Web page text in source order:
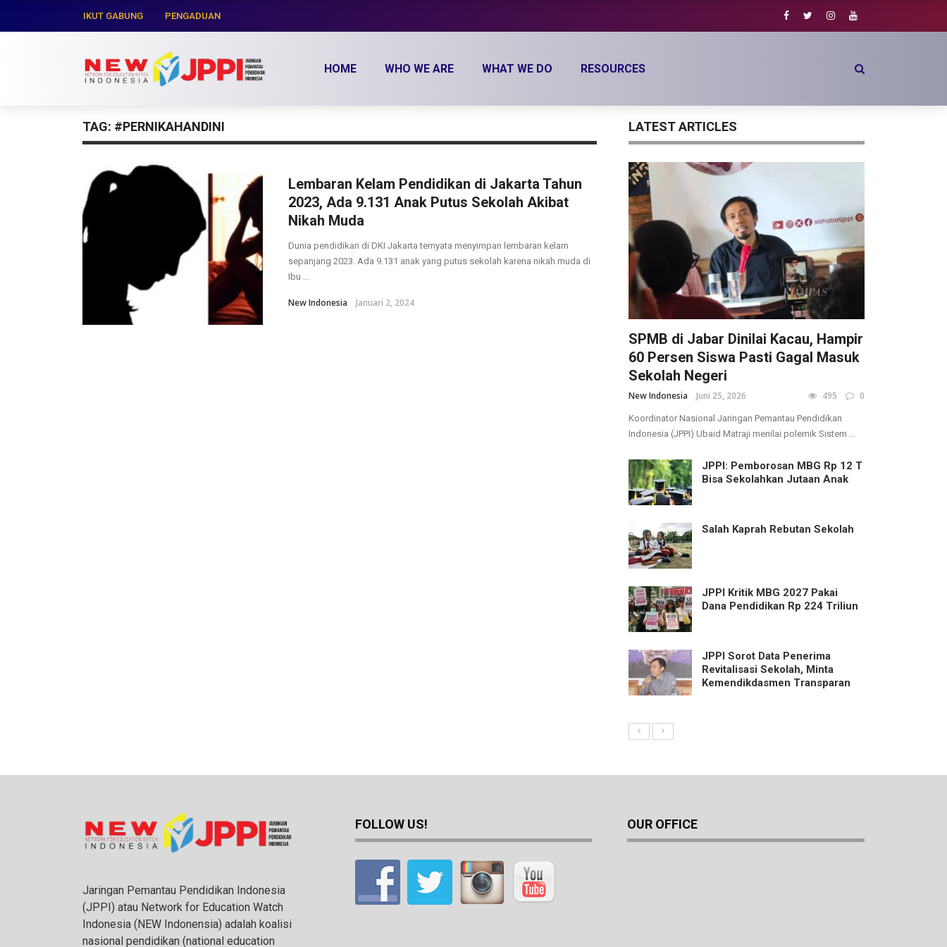
IKUT GABUNG PENGADUAN
HOME WHO WE ARE WHAT WE DO RESOURCES
TAG: #PERNIKAHANDINI
Lembaran Kelam Pendidikan di Jakarta Tahun
2023, Ada 9.131 Anak Putus Sekolah Akibat
Nikah Muda
Dunia pendidikan di DKI Jakarta ternyata menyimpan lembaran kelam
sepanjang 2023. Ada 9.131 anak yang putus sekolah karena nikah muda di
Ibu ...
New Indonesia Januari 2, 2024
LATEST ARTICLES
SPMB di Jabar Dinilai Kacau, Hampir
60 Persen Siswa Pasti Gagal Masuk
Sekolah Negeri
New Indonesia Juni 25, 2026 495 0
Koordinator Nasional Jaringan Pemantau Pendidikan
Indonesia (JPPI) Ubaid Matraji menilai polemik Sistem ...
JPPI: Pemborosan MBG Rp 12 T
Bisa Sekolahkan Jutaan Anak
Salah Kaprah Rebutan Sekolah
JPPI Kritik MBG 2027 Pakai
Dana Pendidikan Rp 224 Triliun
JPPI Sorot Data Penerima
Revitalisasi Sekolah, Minta
Kemendikdasmen Transparan
Jaringan Pemantau Pendidikan Indonesia
(JPPI) atau Network for Education Watch
Indonesia (NEW Indonensia) adalah koalisi
nasional pendidikan (national education
FOLLOW US! OUR OFFICE